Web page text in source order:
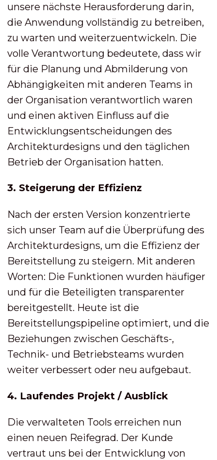
unsere nächste Herausforderung darin,
die Anwendung vollständig zu betreiben,
zu warten und weiterzuentwickeln. Die
volle Verantwortung bedeutete, dass wir
für die Planung und Abmilderung von
Abhängigkeiten mit anderen Teams in
der Organisation verantwortlich waren
und einen aktiven Einfluss auf die
Entwicklungsentscheidungen des
Architekturdesigns und den täglichen
Betrieb der Organisation hatten.
3. Steigerung der Effizienz
Nach der ersten Version konzentrierte
sich unser Team auf die Überprüfung des
Architekturdesigns, um die Effizienz der
Bereitstellung zu steigern. Mit anderen
Worten: Die Funktionen wurden häufiger
und für die Beteiligten transparenter
bereitgestellt. Heute ist die
Bereitstellungspipeline optimiert, und die
Beziehungen zwischen Geschäfts-,
Technik- und Betriebsteams wurden
weiter verbessert oder neu aufgebaut.
4. Laufendes Projekt / Ausblick
Die verwalteten Tools erreichen nun
einen neuen Reifegrad. Der Kunde
vertraut uns bei der Entwicklung von